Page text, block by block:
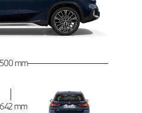
mm
mm